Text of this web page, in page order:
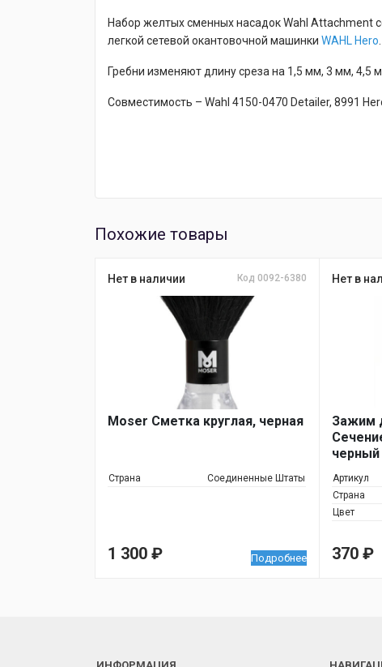
Набор желтых сменных насадок Wahl Attachment
легкой сетевой окантовочной машинки WAHL Hero
Гребни изменяют длину среза на 1,5 мм, 3 мм,
Совместимость – Wahl 4150-0470 Detailer, 8991
Похожие товары
Нет в наличии Код 0092-6380
Moser Сметка круглая, черная
Страна Соединенные Штаты
1 300 ₽ Подробнее
Нет в
Зажим
черный
Артикул
Страна
Цвет
370 ₽